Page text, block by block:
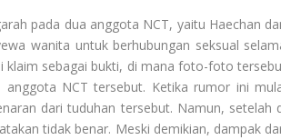
pada dua anggota NCT, yaitu Haechan
wanita untuk berhubungan seksual
klaim sebagai bukti, di mana foto-foto
NCT tersebut. Ketika rumor ini
dari tuduhan tersebut. Namun, setelah
tidak benar. Meski demikian, dampak